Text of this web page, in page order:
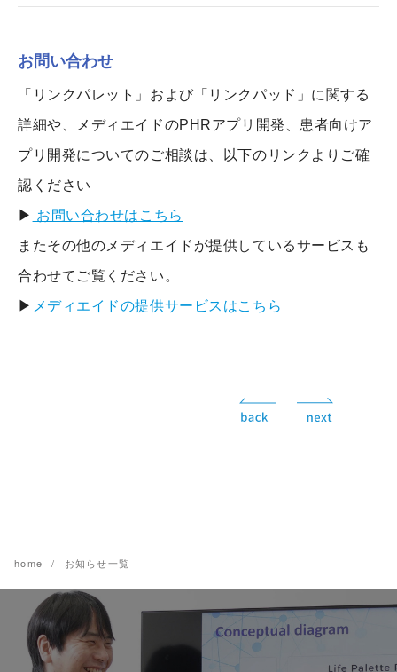
お問い合わせ
「リンクパレット」および「リンクパッド」に関する
詳細や、メディエイドのPHRアプリ開発、患者向けア
プリ開発についてのご相談は、以下のリンクよりご確
認ください
▶ お問い合わせはこちら
またその他のメディエイドが提供しているサービスも
合わせてご覧ください。
▶ メディエイドの提供サービスはこちら
home お知らせ一覧